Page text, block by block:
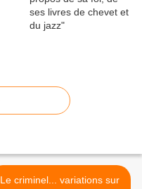
Le criminel... variations sur